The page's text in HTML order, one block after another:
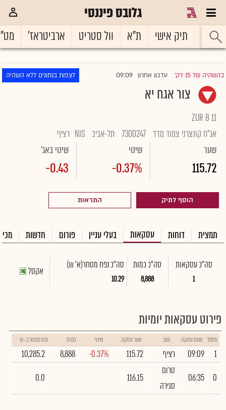
גלובס פיננסי
ראשי תיק אישי ת"א וול סטריט ארביטראז'
בהשהיה של 15 דק' |עדכון אחרון 09:09 לצפות בנתונים ללא השהיה
צור אגח יא
ZUR B 11
אג"ח קונצרני צמוד מדד 7300247 תל-אביב NIS רציף
שער
115.72
שינוי
-0.37%
שינוי באג'
-0.43
הוסף לתיק התראות
תמצית דוחות עסקאות בעלי עניין פורום חדשות
סה"כ עסקאות
1
סה"כ כמות
8,888
סה"כ נפח מסחר(א' ₪)
10.29
אקסל
פירוט עסקאות יומיות
מספר שעת עסקה מצב שער עסקה שינוי כמות נפח מסחר ב- ₪
1
09:09 רציף 115.72
-0.37%
8,888
10,285.2
0
06:35
טרום
סגירה
116.15
0.0